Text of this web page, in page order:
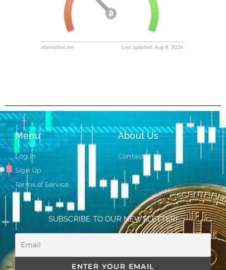
Menu
Log in
Sign Up
Terms of Service
About Us
Contact
SUBSCRIBE TO OUR NEWSLETTER!